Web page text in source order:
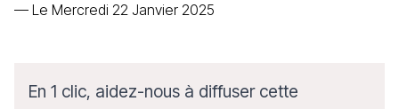
— Le Mercredi 22 Janvier 2025
En 1 clic, aidez-nous à diffuser cette